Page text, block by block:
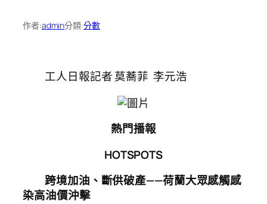
作者:admin分類:分數
工人日報記者 莫蕎菲 李元浩
熱門播報
HOTSPOTS
跨境加油、斷供破產——荷蘭大眾感觸感
染高油價沖擊